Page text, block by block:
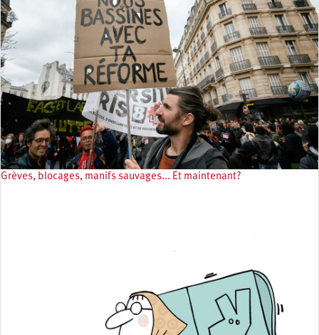
Grèves, blocages, manifs sauvages... Et maintenant?